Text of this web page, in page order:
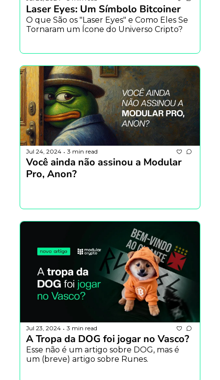
Laser Eyes: Um Símbolo Bitcoiner
O que São os "Laser Eyes" e Como Eles Se
Tornaram um Ícone do Universo Cripto?
Jul 24, 2024 • 3 min read
Você ainda não assinou a Modular
Pro, Anon?
Jul 23, 2024 • 3 min read
A Tropa da DOG foi jogar no Vasco?
Esse não é um artigo sobre DOG, mas é
um (breve) artigo sobre Runes.